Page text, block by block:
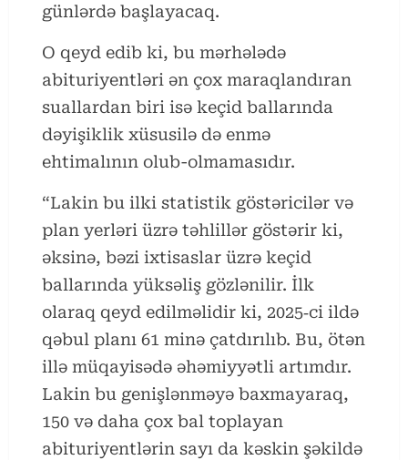
günlərdə başlayacaq.
O qeyd edib ki, bu mərhələdə
abituriyentləri ən çox maraqlandıran
suallardan biri isə keçid ballarında
dəyişiklik xüsusilə də enmə
ehtimalının olub-olmamasıdır.
“Lakin bu ilki statistik göstəricilər və
plan yerləri üzrə təhlillər göstərir ki,
əksinə, bəzi ixtisaslar üzrə keçid
ballarında yüksəliş gözlənilir. İlk
olaraq qeyd edilməlidir ki, 2025‑ci ildə
qəbul planı 61 minə çatdırılıb. Bu, ötən
illə müqayisədə əhəmiyyətli artımdır.
Lakin bu genişlənməyə baxmayaraq,
150 və daha çox bal toplayan
abituriyentlərin sayı da kəskin şəkildə